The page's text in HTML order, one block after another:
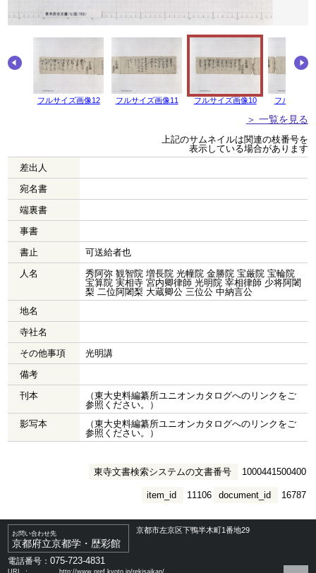
フルサイズ画像12 フルサイズ画像11 フルサイズ画像10 フルサイズ
＞ 一覧を見る
上記のサムネイルは関連の枝番号を
表示している場合があります
差出人
宛名書
端裏書
事書
書止
可送給者也
人名
秀阿弥 観智院 増長院 光幢院 金勝院 宝厳院 宝輪院
宝算院 実相寺 宮内卿律師 光明院 宰相律師 少将阿闍
梨 二位阿闍梨 大蔵卿公 三位公 中納言公
地名
寺社名
その他事項
光明講
備考
刊本
（東大史料編纂所ユニオンカタログへのリンクをご
参照ください。）
影写本
（東大史料編纂所ユニオンカタログへのリンクをご
参照ください。）
東寺文書検索システムの文書番号 1000441500400
document_id 16787
item_id 11106
お問い合わせ先
京都府立京都学・歴彩館
京都市左京区下鴨半木町1番地29
電話番号：075-723-4831
URL ： http://www.pref.kyoto.jp/rekisaikan/